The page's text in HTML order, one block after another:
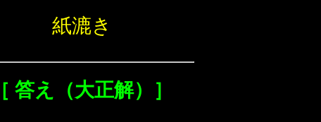
紙漉き
［ 答え（大正解）］